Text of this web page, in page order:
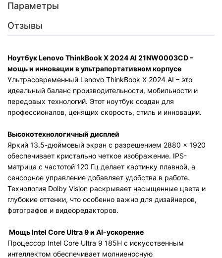
Параметры
Отзывы
Ноутбук Lenovo ThinkBook X 2024 AI 21NW0003CD –
мощь и инновации в ультрапортативном корпусе
Ультрасовременный Lenovo ThinkBook X 2024 AI – это
идеальный баланс производительности, мобильности и
передовых технологий. Этот ноутбук создан для
профессионалов, ценящих скорость, стиль и инновации.
Высокотехнологичный дисплей
Яркий 13.5-дюймовый экран с разрешением 2880 × 1920
обеспечивает кристально четкое изображение. IPS-
матрица с частотой 120 Гц делает картинку плавной, а
сенсорное управление добавляет удобства в работе.
Технология Dolby Vision раскрывает насыщенные цвета и
глубокие оттенки, что особенно важно для дизайнеров,
фотографов и видеоредакторов.
Мощь Intel Core Ultra 9 и AI-ускорение
Процессор Intel Core Ultra 9 185H с искусственным
интеллектом обеспечивает молниеносную